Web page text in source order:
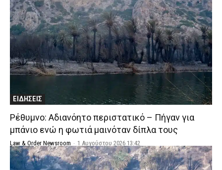
ΕΙΔΗΣΕΙΣ
Ρέθυμνο: Αδιανόητο περιστατικό – Πήγαν για
μπάνιο ενώ η φωτιά μαινόταν δίπλα τους
Law & Order Newsroom - 1 Αυγούστου 2026 13:42